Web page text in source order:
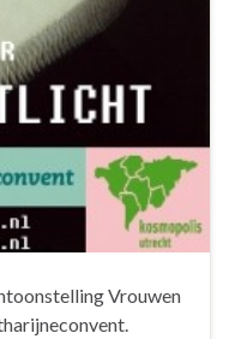
Vrouwen